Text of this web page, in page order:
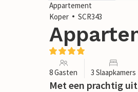
Appartement
Koper
SCR343
8 Gasten 3 Slaapkamers
Met een prachtig